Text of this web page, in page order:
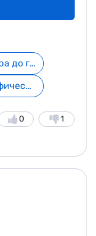
Дизайн среды: от интерьера до города + курс в подарок
Adobe Illustrator: Курс Графический дизайн
1
0